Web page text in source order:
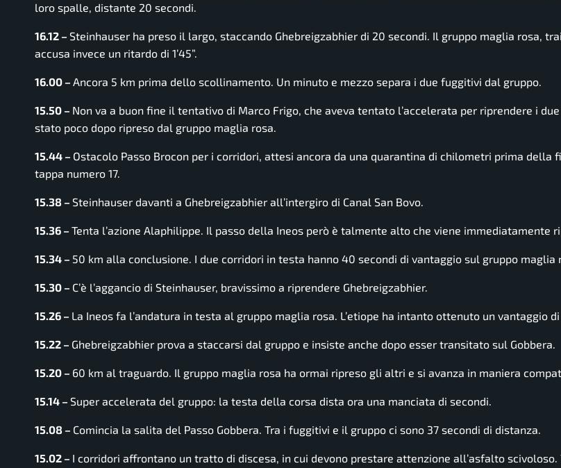
loro spalle, distante 20 secondi.
16.12 – Steinhauser ha preso il largo, staccando Ghebreigzabhier di 20 secondi. Il gruppo maglia rosa,
accusa invece un ritardo di 1’45”.
16.00 – Ancora 5 km prima dello scollinamento. Un minuto e mezzo separa i due fuggitivi dal gruppo.
15.50 – Non va a buon fine il tentativo di Marco Frigo, che aveva tentato l’accelerata per riprendere i
stato poco dopo ripreso dal gruppo maglia rosa.
15.44 – Ostacolo Passo Brocon per i corridori, attesi ancora da una quarantina di chilometri prima della
tappa numero 17.
15.38 – Steinhauser davanti a Ghebreigzabhier all’intergiro di Canal San Bovo.
15.36 – Tenta l’azione Alaphilippe. Il passo della Ineos però è talmente alto che viene immediatamente
15.34 – 50 km alla conclusione. I due corridori in testa hanno 40 secondi di vantaggio sul gruppo maglia
15.30 – C’è l’aggancio di Steinhauser, bravissimo a riprendere Ghebreigzabhier.
15.26 – La Ineos fa l’andatura in testa al gruppo maglia rosa. L’etiope ha intanto ottenuto un vantaggio
15.22 – Ghebreigzabhier prova a staccarsi dal gruppo e insiste anche dopo esser transitato sul Gobbera.
15.20 – 60 km al traguardo. Il gruppo maglia rosa ha ormai ripreso gli altri e si avanza in maniera
15.14 – Super accelerata del gruppo: la testa della corsa dista ora una manciata di secondi.
15.08 – Comincia la salita del Passo Gobbera. Tra i fuggitivi e il gruppo ci sono 37 secondi di distanza.
15.02 – I corridori affrontano un tratto di discesa, in cui devono prestare attenzione all’asfalto scivoloso.